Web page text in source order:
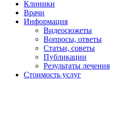
Клиники
Врачи
Информация
Видеосюжеты
Вопросы, ответы
Статьи, советы
Публикации
Результаты лечения
Стоимость услуг